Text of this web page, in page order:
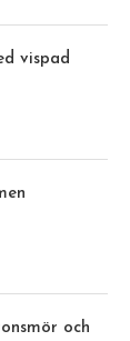
vispad
och